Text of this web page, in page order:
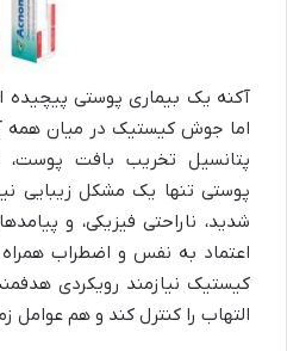
آکنه یک بیماری پوستی پیچیده
اما جوش کیستیک در میان همه
پتانسیل تخریب بافت پوست،
پوستی تنها یک مشکل زیبایی
شدید، ناراحتی فیزیکی، و
اعتماد به نفس و اضطراب
کیستیک نیازمند رویکردی
التهاب را کنترل کند و هم عوامل